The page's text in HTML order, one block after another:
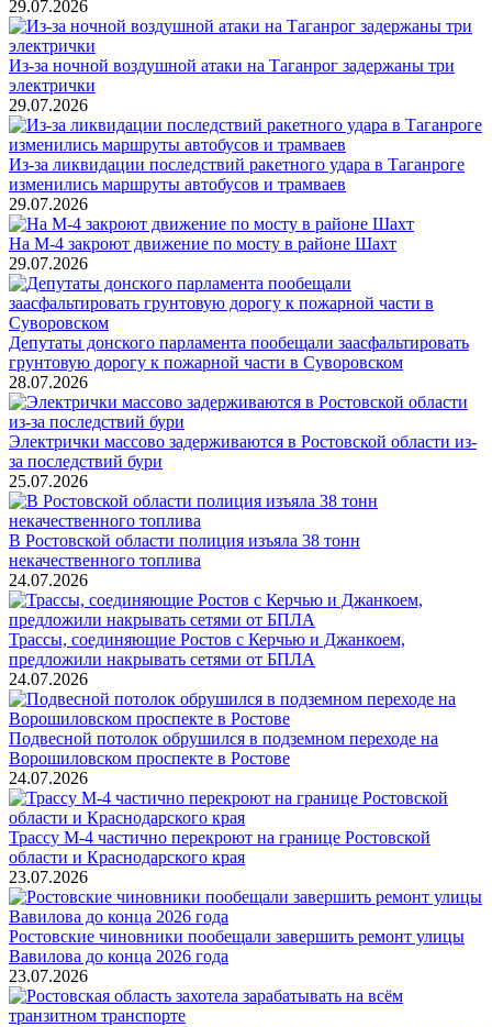
29.07.2026
Из-за ночной воздушной атаки на Таганрог задержаны три
электрички
29.07.2026
Из-за ликвидации последствий ракетного удара в Таганроге
изменились маршруты автобусов и трамваев
29.07.2026
На М-4 закроют движение по мосту в районе Шахт
29.07.2026
Депутаты донского парламента пообещали заасфальтировать
грунтовую дорогу к пожарной части в Суворовском
28.07.2026
Электрички массово задерживаются в Ростовской области из-
за последствий бури
25.07.2026
В Ростовской области полиция изъяла 38 тонн
некачественного топлива
24.07.2026
Трассы, соединяющие Ростов с Керчью и Джанкоем,
предложили накрывать сетями от БПЛА
24.07.2026
Подвесной потолок обрушился в подземном переходе на
Ворошиловском проспекте в Ростове
24.07.2026
Трассу М-4 частично перекроют на границе Ростовской
области и Краснодарского края
23.07.2026
Ростовские чиновники пообещали завершить ремонт улицы
Вавилова до конца 2026 года
23.07.2026